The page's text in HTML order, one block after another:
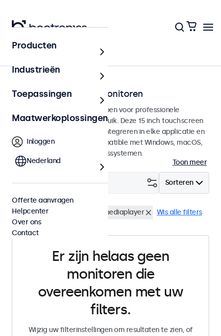
Touchscreens
15 inch touchscreen monitoren
15 inch touchscreens ontworpen voor professionele
toepassingen en continu gebruik. Deze 15 inch touchscreen
monitoren zijn eenvoudig te integreren in elke applicatie en
iedere omgeving en zijn compatible met Windows, macOS,
ChromeOS en Linux besturingssystemen.
Toon meer
Sorteren
Filter (0)
15 inch touchscreens USB mediaplayer Wis alle filters
Er zijn helaas geen
monitoren die
overeenkomen met uw
filters.
Wijzig uw filterinstellingen om resultaten te zien, of
Producten
Industrieën
Toepassingen
Maatwerkoplossingen
Inloggen
Nederland
Offerte aanvragen
Helpcenter
Over ons
Contact